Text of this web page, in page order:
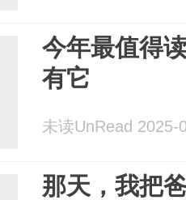
今年最值得
有它
未读UnRead 2025-
那天，我把